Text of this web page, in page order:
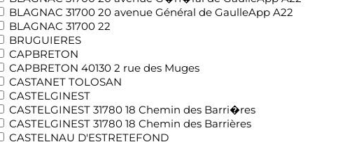
BLAGNAC 31700 20 avenue Général de GaulleApp A22
BLAGNAC 31700 22
BRUGUIERES
CAPBRETON
CAPBRETON 40130 2 rue des Muges
CASTANET TOLOSAN
CASTELGINEST
CASTELGINEST 31780 18 Chemin des Barri�res
CASTELGINEST 31780 18 Chemin des Barrières
CASTELNAU D'ESTRETEFOND